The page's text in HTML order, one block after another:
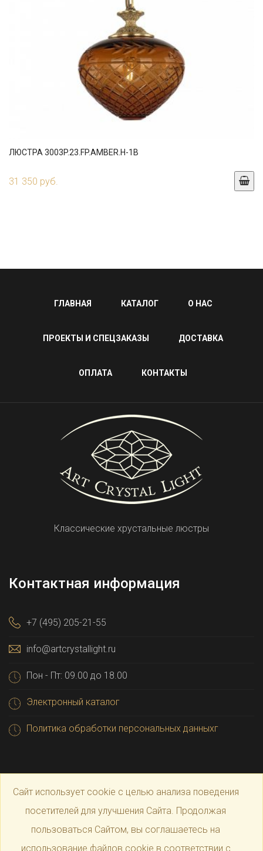
ЛЮСТРА 3003P.23.FP.AMBER.H-1B
31 350 руб.
ГЛАВНАЯ КАТАЛОГ О НАС
ПРОЕКТЫ И СПЕЦЗАКАЗЫ ДОСТАВКА
ОПЛАТА КОНТАКТЫ
Классические хрустальные люстры
Контактная информация
+7 (495) 205-21-55
info@artcrystallight.ru
Пон - Пт: 09.00 до 18.00
Электронный каталог
Политика обработки персональных данныхг
Сайт использует cookie с целью анализа поведения
посетителей для улучшения Сайта. Продолжая
пользоваться Сайтом, вы соглашаетесь на
использование файлов cookie в соответствии с